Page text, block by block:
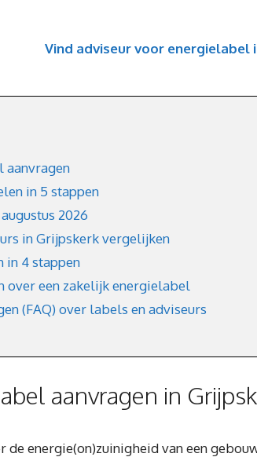
Vind adviseur voor energielabel
aanvragen
in 5 stappen
2026
in Grijpskerk vergelijken
in 4 stappen
over een zakelijk energielabel
(FAQ) over labels en adviseurs
aanvragen in
energie(on)zuinigheid van een